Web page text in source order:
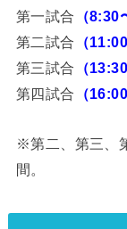
第一試合 （8:30
第二試合 （
第三試合 （
第四試合 （
※第二、第三、
間。